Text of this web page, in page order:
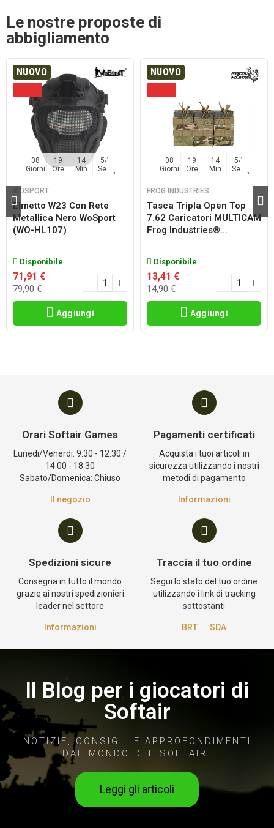
Le nostre proposte di
abbigliamento
NUOVO
08
Giorni
19
Ore
14
Min
54
Sec
WOSPORT
Elmetto W23 Con Rete
Metallica Nero WoSport
(WO-HL107)
Disponibile
71,91 €
79,90 €
Aggiungi
NUOVO
08
Giorni
19
Ore
14
Min
54
Sec
FROG INDUSTRIES
Tasca Tripla Open Top
7.62 Caricatori MULTICAM
Frog Industries®...
Disponibile
13,41 €
14,90 €
Aggiungi
Orari Softair Games
Lunedi/Venerdi: 9:30 - 12:30 /
14:00 - 18:30
Sabato/Domenica: Chiuso
Il negozio
Pagamenti certificati
Acquista i tuoi articoli in
sicurezza utilizzando i nostri
metodi di pagamento
Informazioni
Spedizioni sicure
Consegna in tutto il mondo
grazie ai nostri spedizionieri
leader nel settore
Informazioni
Traccia il tuo ordine
Segui lo stato del tuo ordine
utilizzando i link di tracking
sottostanti
BRT SDA
Il Blog per i giocatori di
Softair
NOTIZIE, CONSIGLI E APPROFONDIMENTI
DAL MONDO DEL SOFTAIR.
Leggi gli articoli